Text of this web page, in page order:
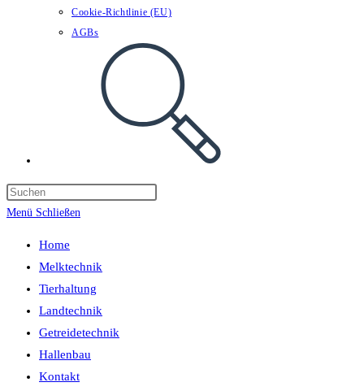
Cookie-Richtlinie (EU)
AGBs
Menü Schließen
Home
Melktechnik
Tierhaltung
Landtechnik
Getreidetechnik
Hallenbau
Kontakt